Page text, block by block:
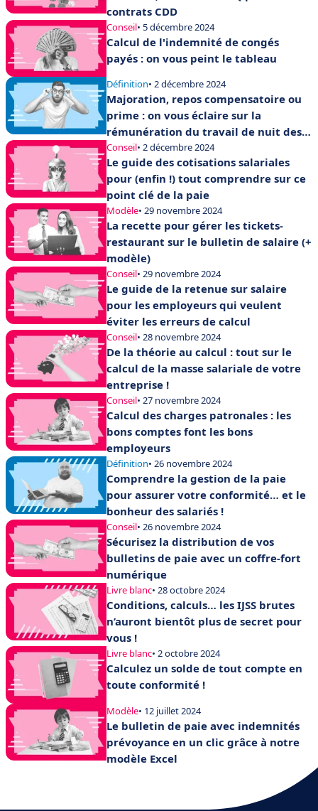
contrats CDD
Conseil• 5 décembre 2024
Calcul de l'indemnité de congés
payés : on vous peint le tableau
Définition• 2 décembre 2024
Majoration, repos compensatoire ou
prime : on vous éclaire sur la
rémunération du travail de nuit des
salariés
Conseil• 2 décembre 2024
Le guide des cotisations salariales
pour (enfin !) tout comprendre sur ce
point clé de la paie
Modèle• 29 novembre 2024
La recette pour gérer les tickets-
restaurant sur le bulletin de salaire (+
modèle)
Conseil• 29 novembre 2024
Le guide de la retenue sur salaire
pour les employeurs qui veulent
éviter les erreurs de calcul
Conseil• 28 novembre 2024
De la théorie au calcul : tout sur le
calcul de la masse salariale de votre
entreprise !
Conseil• 27 novembre 2024
Calcul des charges patronales : les
bons comptes font les bons
employeurs
Définition• 26 novembre 2024
Comprendre la gestion de la paie
pour assurer votre conformité… et le
bonheur des salariés !
Conseil• 26 novembre 2024
Sécurisez la distribution de vos
bulletins de paie avec un coffre-fort
numérique
Livre blanc• 28 octobre 2024
Conditions, calculs… les IJSS brutes
n’auront bientôt plus de secret pour
vous !
Livre blanc• 2 octobre 2024
Calculez un solde de tout compte en
toute conformité !
Modèle• 12 juillet 2024
Le bulletin de paie avec indemnités
prévoyance en un clic grâce à notre
modèle Excel